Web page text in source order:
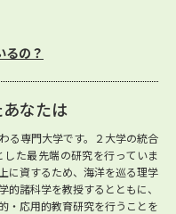
るの？
なたは
る専門大学です。２大学の統合
た最先端の研究を行っていま
に資するため、海洋を巡る理学
諸科学を教授するとともに、
・応用的教育研究を行うことを